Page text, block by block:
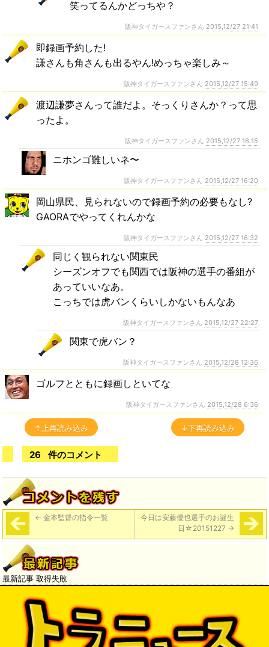
笑ってるんかどっちや？
阪神タイガースファンさん 2015,12/27 21:41
即録画予約した!
謙さんも角さんも出るやん!めっちゃ楽しみ～
阪神タイガースファンさん 2015,12/27 15:49
渡辺謙夢さんって誰だよ。そっくりさんか？って思
ったよ。
阪神タイガースファンさん 2015,12/27 16:15
ニホンゴ難しいネ〜
阪神タイガースファンさん 2015,12/27 16:20
岡山県民、見られないので録画予約の必要もなし?
GAORAでやってくれんかな
阪神タイガースファンさん 2015,12/27 16:32
同じく観られない関東民
シーズンオフでも関西では阪神の選手の番組が
あっていいなあ。
こっちでは虎バンくらいしかないもんなあ
阪神タイガースファンさん 2015,12/27 22:27
関東で虎バン？
阪神タイガースファンさん 2015,12/28 12:36
ゴルフとともに録画しといてな
阪神タイガースファンさん 2015,12/28 6:36
↑上再読み込み ↓下再読み込み
26 件のコメント
← 金本監督の指令一覧
今日は安藤優也選手のお誕生
日☆20151227 →
最新記事 取得失敗